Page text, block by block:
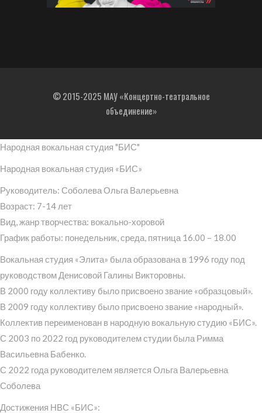
© 2015-2025 МАУ «Концертно-театральное
объединение»
Народная вокальная студия "БИС"
Народная вокальная студия «БИС»
Руководитель: Соболева Ольга Валерьевна
Возраст: 7-14 лет
Вид, жанр творчества: вокально-хоровой
График работы: понедельник, среда, пятница 16.00 – 18.00
Вокальная студия «Элита» была образована в 1996 году под
руководством Денисовой Галины Викторовны.
В 2000 году коллективу было присвоено звание «образцовый».
В 2009 году коллективу было присвоено звание «народный».
Коллектив переименован в народную вокальную студию «БИС».
С 2003 по 2022 год руководителем студии была Римма
Васильевна Бабенко.
С 2022 года руководителем является Ольга Валерьевна
Соболева
Достижения НВС «БИС»: